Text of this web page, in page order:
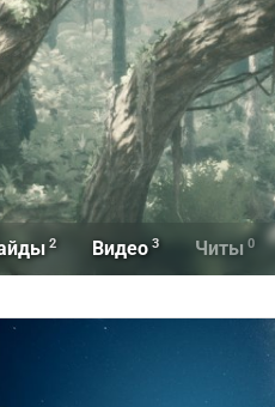
2 Видео 3 Читы 0